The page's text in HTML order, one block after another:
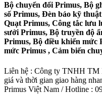
Bộ chuyển đổi Primus, Bộ
số Primus, Đèn báo kỹ
Quạt Primus, Công tắc lưu
sưởi Primus, Bộ truyền độ
Primus, Bộ điều khiển mức
mức Primus , Cảm biến
Liên hệ : Công ty TNHH TM
giá và thời gian giao hàng
Primus Việt Nam / Hotline :